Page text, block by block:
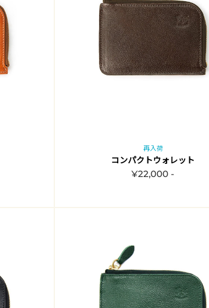
再入荷
コンパクトウォレット
¥22,000 -